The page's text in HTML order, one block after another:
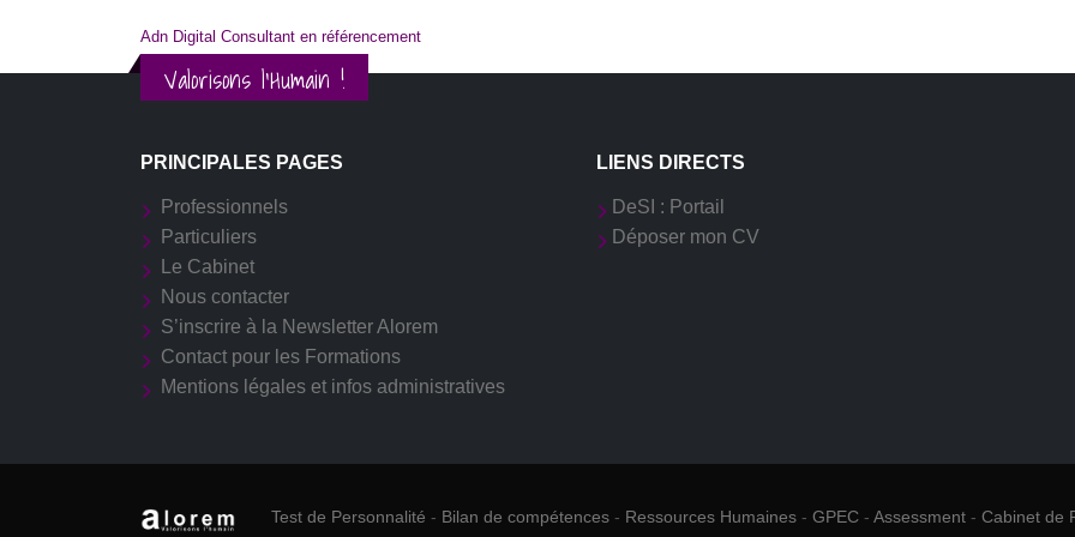
Adn Digital Consultant en référencement
Valorisons l'Humain !
PRINCIPALES PAGES
Professionnels
Particuliers
Le Cabinet
Nous contacter
S’inscrire à la Newsletter Alorem
Contact pour les Formations
Mentions légales et infos administratives
LIENS DIRECTS
DeSI : Portail
Déposer mon CV
Test de Personnalité - Bilan de compétences - Ressources Humaines - GPEC - Assessment - Cabinet de